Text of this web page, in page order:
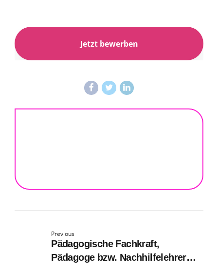
Previous
Pädagogische Fachkraft,
Pädagoge bzw. Nachhilfelehrer